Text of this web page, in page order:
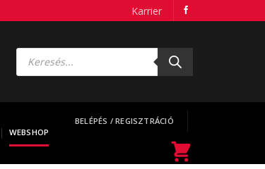
Karrier
Products
search
WEBSHOP
BELÉPÉS / REGISZTRÁCIÓ